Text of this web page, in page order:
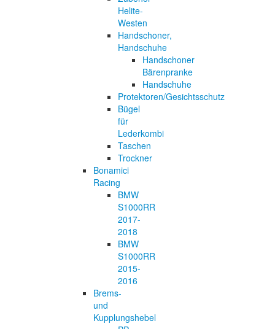
Helite-
Westen
Handschoner,
Handschuhe
Handschoner
Bärenpranke
Handschuhe
Protektoren/Gesichtsschutz
Bügel
für
Lederkombi
Taschen
Trockner
Bonamici
Racing
BMW
S1000RR
2017-
2018
BMW
S1000RR
2015-
2016
Brems-
und
Kupplungshebel